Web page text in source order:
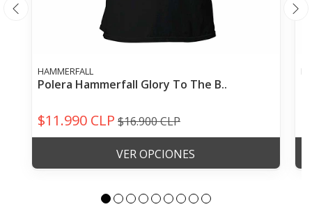
HAMMERFALL
Polera Hammerfall Glory To The B..
$11.990 CLP $16.900 CLP
VER OPCIONES